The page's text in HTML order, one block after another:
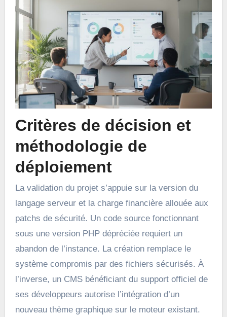
Critères de décision et
méthodologie de
déploiement
La validation du projet s’appuie sur la version du
langage serveur et la charge financière allouée aux
patchs de sécurité. Un code source fonctionnant
sous une version PHP dépréciée requiert un
abandon de l’instance. La création remplace le
système compromis par des fichiers sécurisés. À
l’inverse, un CMS bénéficiant du support officiel de
ses développeurs autorise l’intégration d’un
nouveau thème graphique sur le moteur existant.